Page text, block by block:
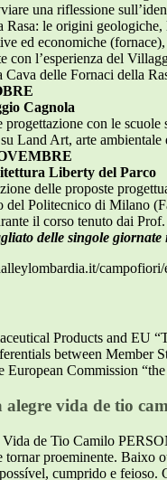
una riflessione
Rasa: le origini
ed economiche
con l’esperienza del
Cava delle Fornaci della
Cagnola
con le
Land Art, arte ambientale
Liberty del Parco
delle proposte
del Politecnico di Milano
il corso tenuto dai
delle singole
Products and EU
between Member
European Commission
vida de tio
de Tio Camilo
tornar proeminente. Baixo
cumprido e feioso.